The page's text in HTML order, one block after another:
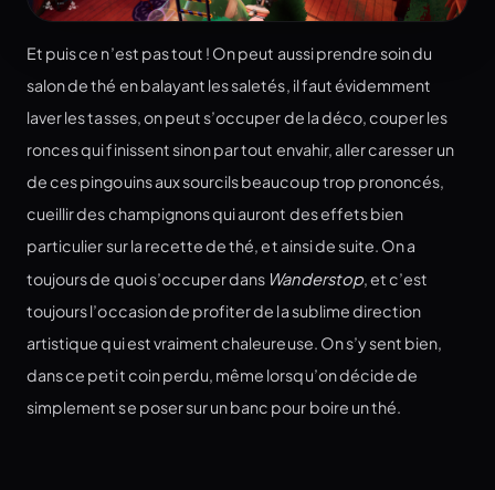
Et puis ce n’est pas tout ! On peut aussi prendre soin du
salon de thé en balayant les saletés, il faut évidemment
laver les tasses, on peut s’occuper de la déco, couper les
ronces qui finissent sinon par tout envahir, aller caresser un
de ces pingouins aux sourcils beaucoup trop prononcés,
cueillir des champignons qui auront des effets bien
particulier sur la recette de thé, et ainsi de suite. On a
toujours de quoi s’occuper dans Wanderstop, et c’est
toujours l’occasion de profiter de la sublime direction
artistique qui est vraiment chaleureuse. On s’y sent bien,
dans ce petit coin perdu, même lorsqu’on décide de
simplement se poser sur un banc pour boire un thé.